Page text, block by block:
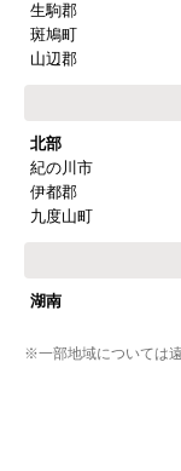
生駒郡
斑鳩町
山辺郡
北部
紀の川市
伊都郡
九度山町
湖南
※一部地域については